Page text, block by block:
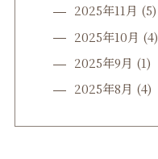
2025年11月 (5)
2025年10月 (4)
2025年9月 (1)
2025年8月 (4)